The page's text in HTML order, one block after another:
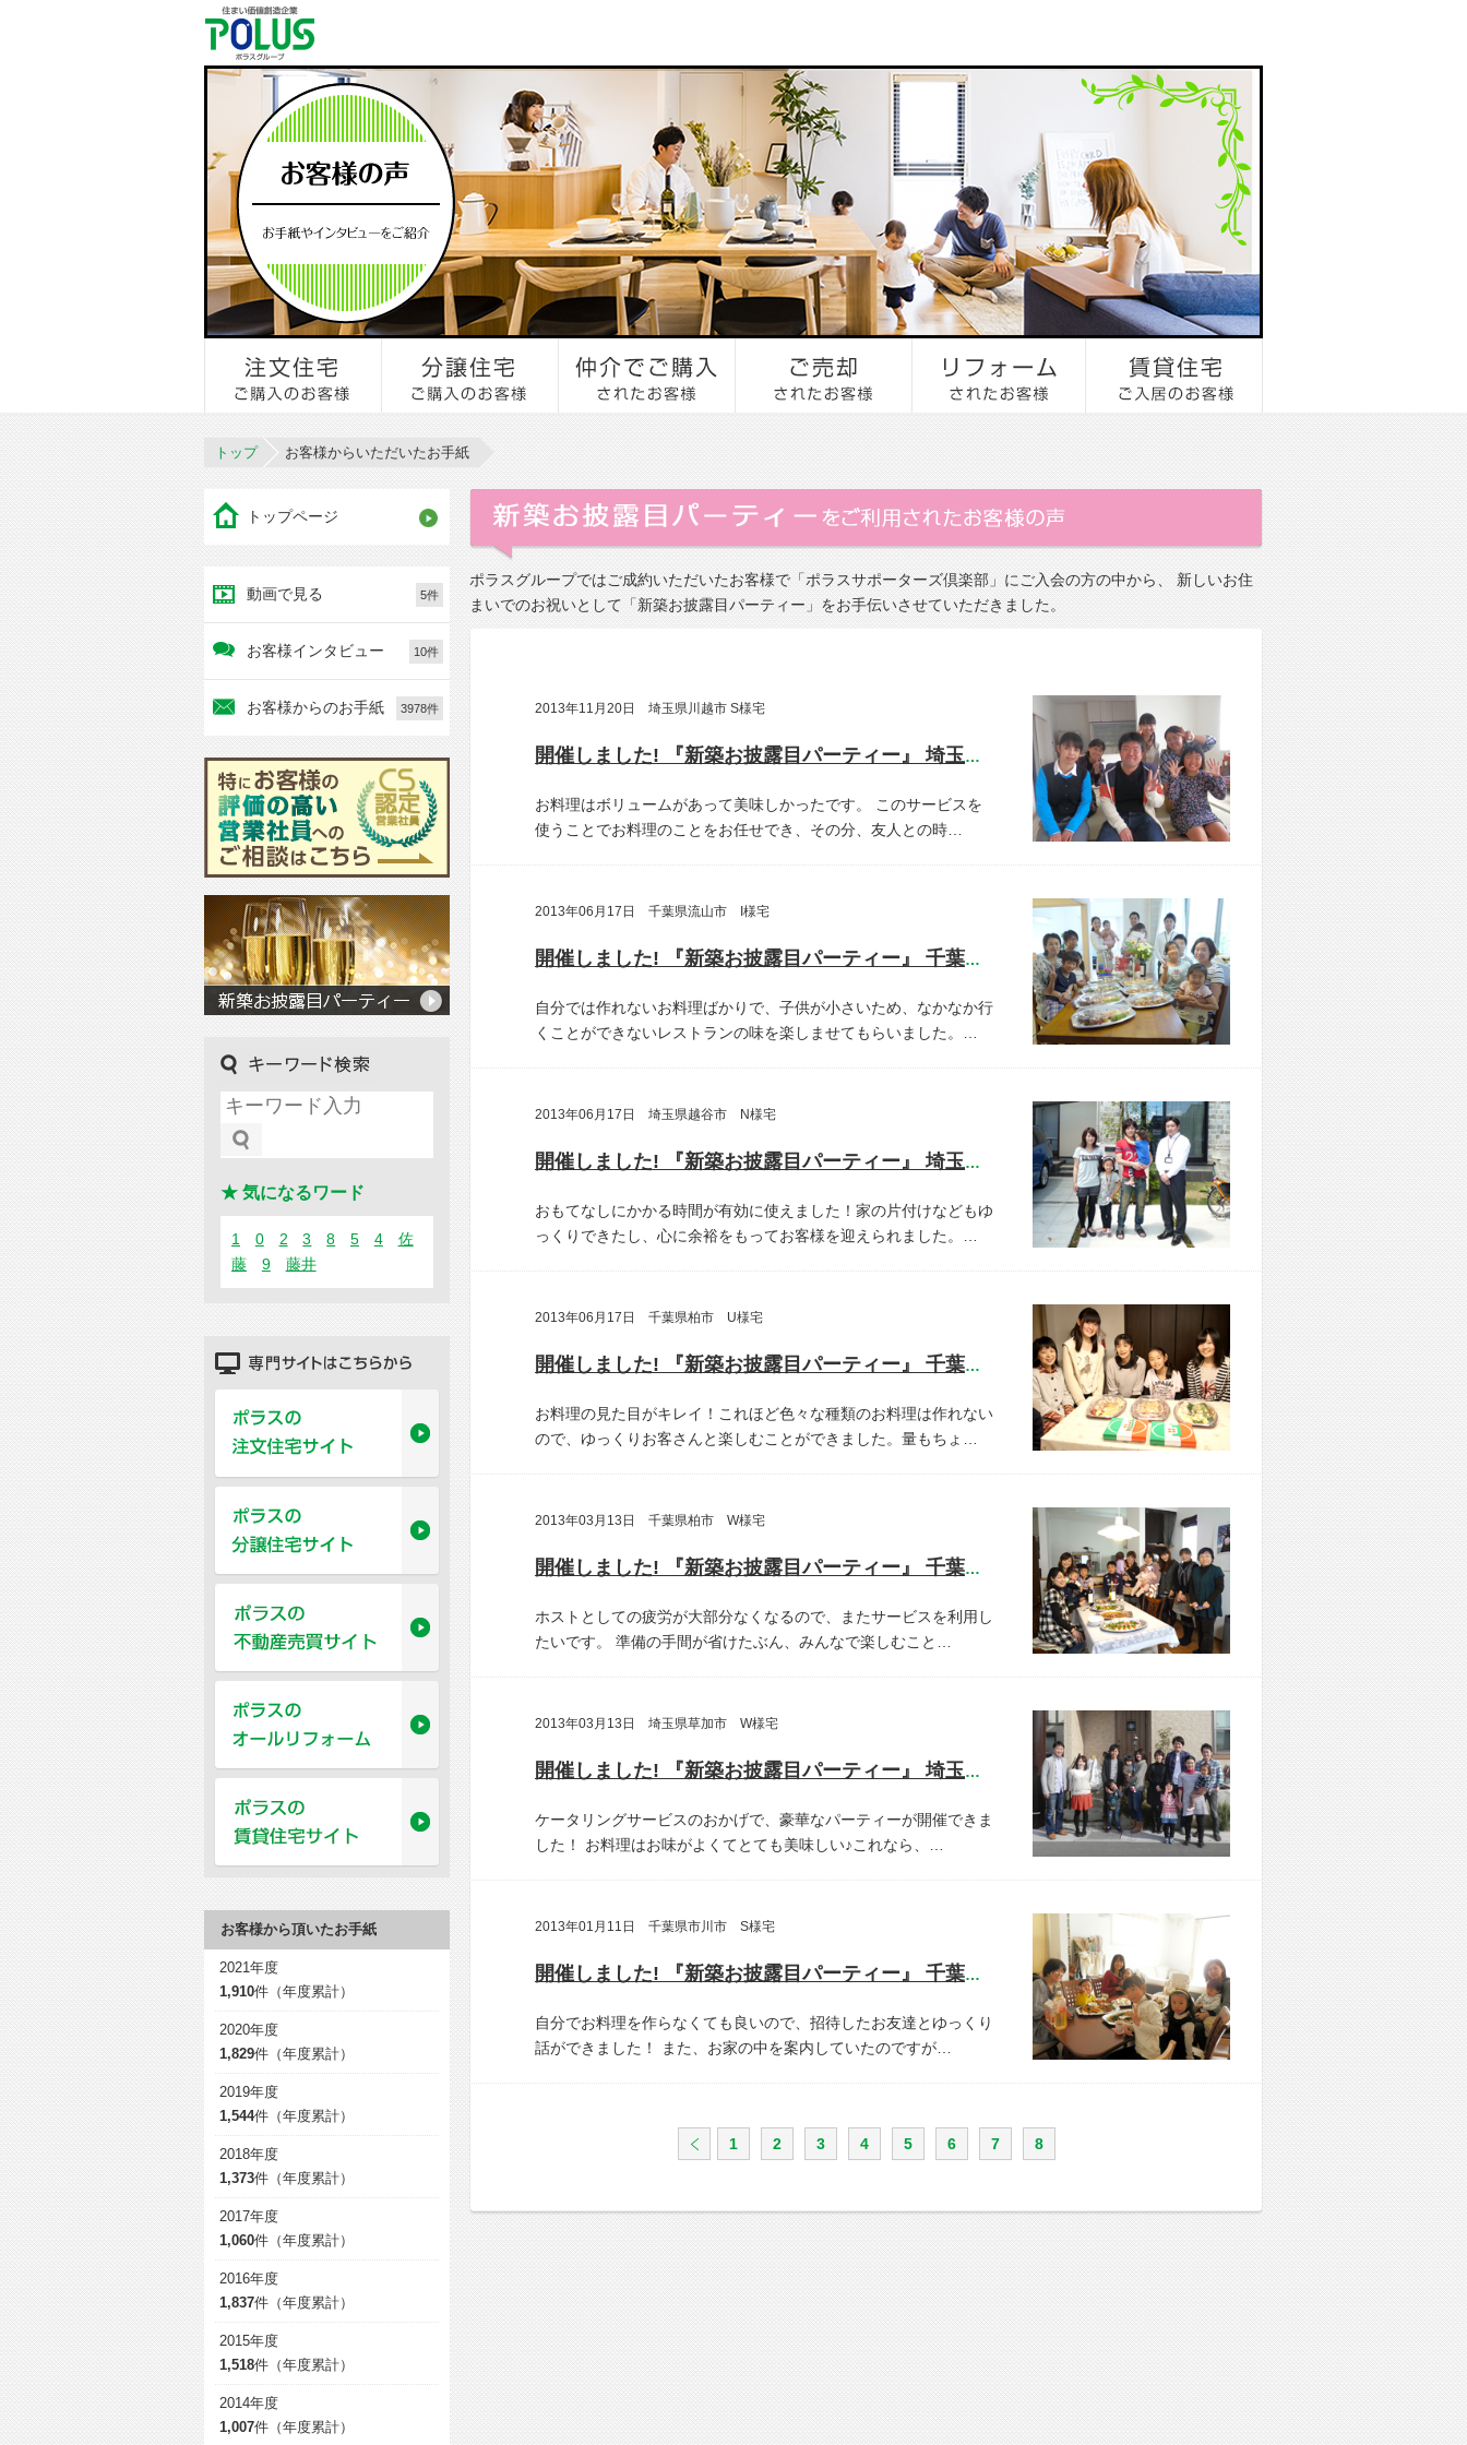
トップ お客様からいただいたお手紙
ポラスグループではご成約いただいたお客様で「ポラスサポーターズ倶楽部」にご入会の方の中から、 新しいお住
まいでのお祝いとして「新築お披露目パーティー」をお手伝いさせていただきました。
2013年11月20日 埼玉県川越市 S様宅
開催しました! 『新築お披露目パーティー』 埼玉県川越市 S様宅
お料理はボリュームがあって美味しかったです。
このサービスを
使うことでお料理のことをお任せでき、その分、友人との時…
2013年06月17日 千葉県流山市 I様宅
開催しました! 『新築お披露目パーティー』 千葉県流山市 I様宅
自分では作れないお料理ばかりで、子供が小さいため、なかなか行
くことができないレストランの味を楽しませてもらいました。…
2013年06月17日 埼玉県越谷市 N様宅
開催しました! 『新築お披露目パーティー』 埼玉県越谷市 N様宅
おもてなしにかかる時間が有効に使えました！家の片付けなどもゆ
っくりできたし、心に余裕をもってお客様を迎えられました。…
2013年06月17日 千葉県柏市 U様宅
開催しました! 『新築お披露目パーティー』 千葉県柏市 U様宅
お料理の見た目がキレイ！これほど色々な種類のお料理は作れない
ので、ゆっくりお客さんと楽しむことができました。量もちょ…
2013年03月13日 千葉県柏市 W様宅
開催しました! 『新築お披露目パーティー』 千葉県柏市 W様宅
ホストとしての疲労が大部分なくなるので、またサービスを利用し
たいです。
準備の手間が省けたぶん、みんなで楽しむこと…
2013年03月13日 埼玉県草加市 W様宅
開催しました! 『新築お披露目パーティー』 埼玉県草加市 W様宅
ケータリングサービスのおかげで、豪華なパーティーが開催できま
した！
お料理はお味がよくてとても美味しい♪これなら、…
2013年01月11日 千葉県市川市 S様宅
開催しました! 『新築お披露目パーティー』 千葉県市川市 S様宅
自分でお料理を作らなくても良いので、招待したお友達とゆっくり
話ができました！
また、お家の中を案内していたのですが…
1 2 3 4 5 6 7 8
トップページ
動画で見る 5件
お客様インタビュー 10件
お客様からのお手紙 3978件
★ 気になるワード
1 0 2 3 8 5 4
佐
藤
9 藤井
お客様から頂いたお手紙
2021年度
1,910件（年度累計）
2020年度
1,829件（年度累計）
2019年度
1,544件（年度累計）
2018年度
1,373件（年度累計）
2017年度
1,060件（年度累計）
2016年度
1,837件（年度累計）
2015年度
1,518件（年度累計）
2014年度
1,007件（年度累計）